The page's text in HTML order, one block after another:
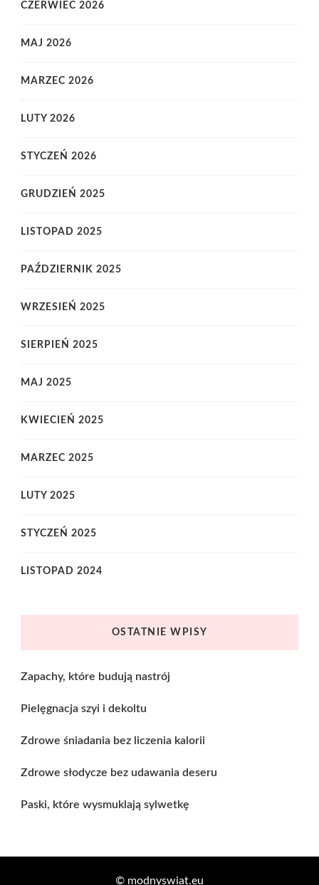
CZERWIEC 2026
MAJ 2026
MARZEC 2026
LUTY 2026
STYCZEŃ 2026
GRUDZIEŃ 2025
LISTOPAD 2025
PAŹDZIERNIK 2025
WRZESIEŃ 2025
SIERPIEŃ 2025
MAJ 2025
KWIECIEŃ 2025
MARZEC 2025
LUTY 2025
STYCZEŃ 2025
LISTOPAD 2024
OSTATNIE WPISY
Zapachy, które budują nastrój
Pielęgnacja szyi i dekoltu
Zdrowe śniadania bez liczenia kalorii
Zdrowe słodycze bez udawania deseru
Paski, które wysmuklają sylwetkę
© modnyswiat.eu